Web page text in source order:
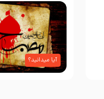
آیا میدانید؟